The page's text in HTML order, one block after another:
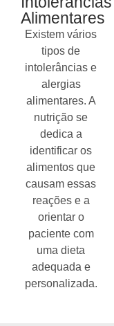
Alimentares
Existem vários
tipos de
intolerâncias e
alergias
alimentares. A
nutrição se
dedica a
identificar os
alimentos que
causam essas
reações e a
orientar o
paciente com
uma dieta
adequada e
personalizada.